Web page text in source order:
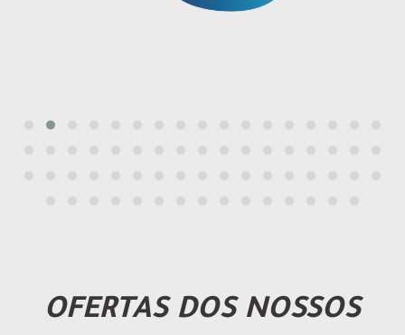
OFERTAS DOS NOSSOS